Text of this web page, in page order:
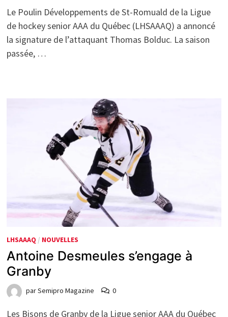
Le Poulin Développements de St-Romuald de la Ligue
de hockey senior AAA du Québec (LHSAAAQ) a annoncé
la signature de l’attaquant Thomas Bolduc. La saison
passée, …
LHSAAAQ / NOUVELLES
Antoine Desmeules s’engage à
Granby
parSemipro Magazine 0
Les Bisons de Granby de la Ligue senior AAA du Québec